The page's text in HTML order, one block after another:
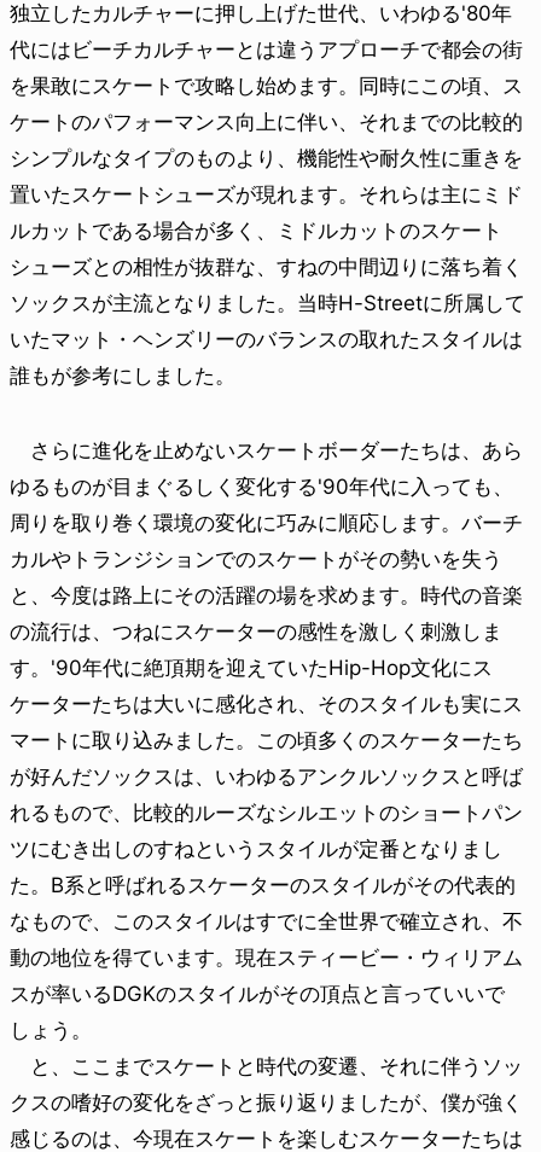
独立したカルチャーに押し上げた世代、いわゆる'80年
代にはビーチカルチャーとは違うアプローチで都会の街
を果敢にスケートで攻略し始めます。同時にこの頃、ス
ケートのパフォーマンス向上に伴い、それまでの比較的
シンプルなタイプのものより、機能性や耐久性に重きを
置いたスケートシューズが現れます。それらは主にミド
ルカットである場合が多く、ミドルカットのスケート
シューズとの相性が抜群な、すねの中間辺りに落ち着く
ソックスが主流となりました。当時H-Streetに所属して
いたマット・ヘンズリーのバランスの取れたスタイルは
誰もが参考にしました。
さらに進化を止めないスケートボーダーたちは、あら
ゆるものが目まぐるしく変化する'90年代に入っても、
周りを取り巻く環境の変化に巧みに順応します。バーチ
カルやトランジションでのスケートがその勢いを失う
と、今度は路上にその活躍の場を求めます。時代の音楽
の流行は、つねにスケーターの感性を激しく刺激しま
す。'90年代に絶頂期を迎えていたHip-Hop文化にス
ケーターたちは大いに感化され、そのスタイルも実にス
マートに取り込みました。この頃多くのスケーターたち
が好んだソックスは、いわゆるアンクルソックスと呼ば
れるもので、比較的ルーズなシルエットのショートパン
ツにむき出しのすねというスタイルが定番となりまし
た。B系と呼ばれるスケーターのスタイルがその代表的
なもので、このスタイルはすでに全世界で確立され、不
動の地位を得ています。現在スティービー・ウィリアム
スが率いるDGKのスタイルがその頂点と言っていいで
しょう。
と、ここまでスケートと時代の変遷、それに伴うソッ
クスの嗜好の変化をざっと振り返りましたが、僕が強く
感じるのは、今現在スケートを楽しむスケーターたちは